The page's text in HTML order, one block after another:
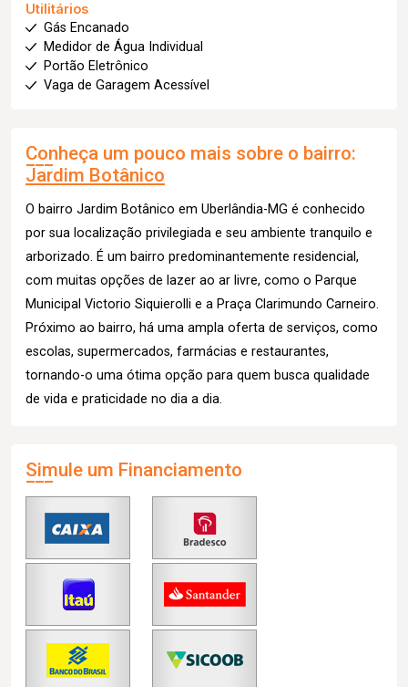
Utilitários
Gás Encanado
Medidor de Água Individual
Portão Eletrônico
Vaga de Garagem Acessível
Conheça um pouco mais sobre o bairro:
Jardim Botânico
O bairro Jardim Botânico em Uberlândia-MG é conhecido
por sua localização privilegiada e seu ambiente tranquilo e
arborizado. É um bairro predominantemente residencial,
com muitas opções de lazer ao ar livre, como o Parque
Municipal Victorio Siquierolli e a Praça Clarimundo Carneiro.
Próximo ao bairro, há uma ampla oferta de serviços, como
escolas, supermercados, farmácias e restaurantes,
tornando-o uma ótima opção para quem busca qualidade
de vida e praticidade no dia a dia.
Simule um Financiamento